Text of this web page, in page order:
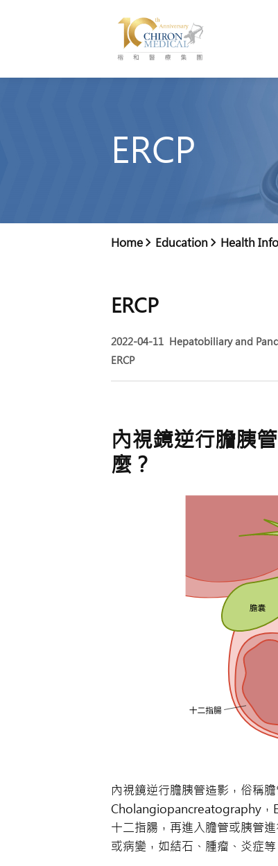
ERCP
Home Education Health
ERCP
2022-04-11 Hepatobiliary and
ERCP
內視鏡逆行膽胰
麼？
內視鏡逆行膽胰管造影，俗稱
Cholangiopancreatography，
十二指腸，再進入膽管或胰管
或病變，如結石、腫瘤、炎症等